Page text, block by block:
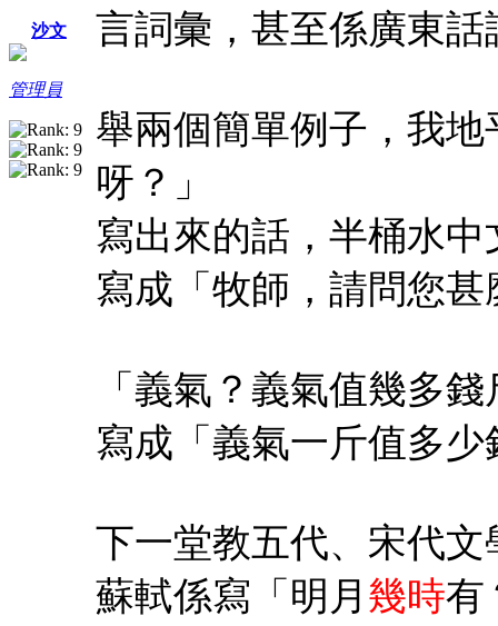
沙文
管理員
言詞彙，甚至係廣東話
舉兩個簡單例子，我
呀？」
寫出來的話，半桶水
寫成「牧師，請問您
「義氣？義氣值幾多
寫成「義氣一斤值多
下一堂教五代、宋代文
蘇軾係寫「明月 幾時有